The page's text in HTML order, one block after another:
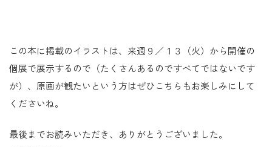
この本に掲載のイラストは、来週９／１３（火）から開催の
個展で展示するので（たくさんあるのですべてではないです
が）、原画が観たいという方はぜひこちらもお楽しみにして
くださいね。
最後までお読みいただき、ありがとうございました。